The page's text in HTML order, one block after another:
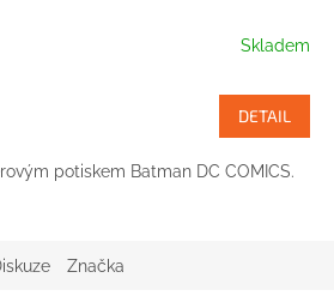
Skladem
DETAIL
potiskem Batman DC COMICS.
Značka